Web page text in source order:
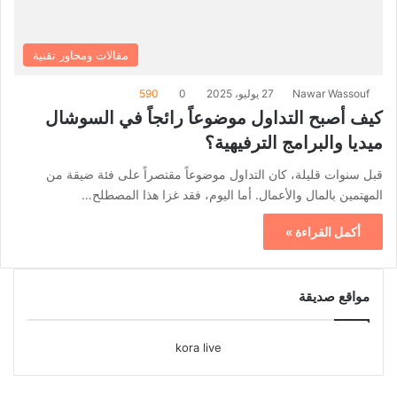
مقالات ومحاور تقنية
Nawar Wassouf 27 يوليو، 2025 0
590
كيف أصبح التداول موضوعاً رائجاً في السوشال
ميديا والبرامج الترفيهية؟
قبل سنوات قليلة، كان التداول موضوعاً مقتصراً على فئة ضيقة من
المهتمين بالمال والأعمال. أما اليوم، فقد غزا هذا المصطلح…
أكمل القراءة »
مواقع صديقة
kora live